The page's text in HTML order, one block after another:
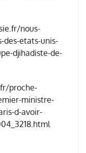
nous-
des-etats-unis-
djihadiste-de-
proche-
ministre-
d-avoir-